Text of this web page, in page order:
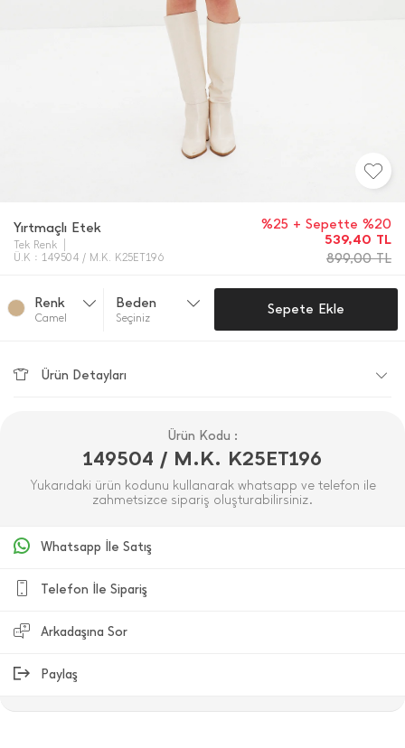
Yırtmaçlı Etek
Tek Renk
Ü.K : 149504 / M.K. K25ET196
%25 + Sepette %20
539,40 TL
899,00TL
Renk
Camel
Beden
Seçiniz
Sepete Ekle
Ürün Detayları
Ürün Kodu :
149504 / M.K. K25ET196
Yukarıdaki ürün kodunu kullanarak whatsapp ve telefon ile
zahmetsizce sipariş oluşturabilirsiniz.
Whatsapp İle Satış
Telefon İle Sipariş
Arkadaşına Sor
Paylaş